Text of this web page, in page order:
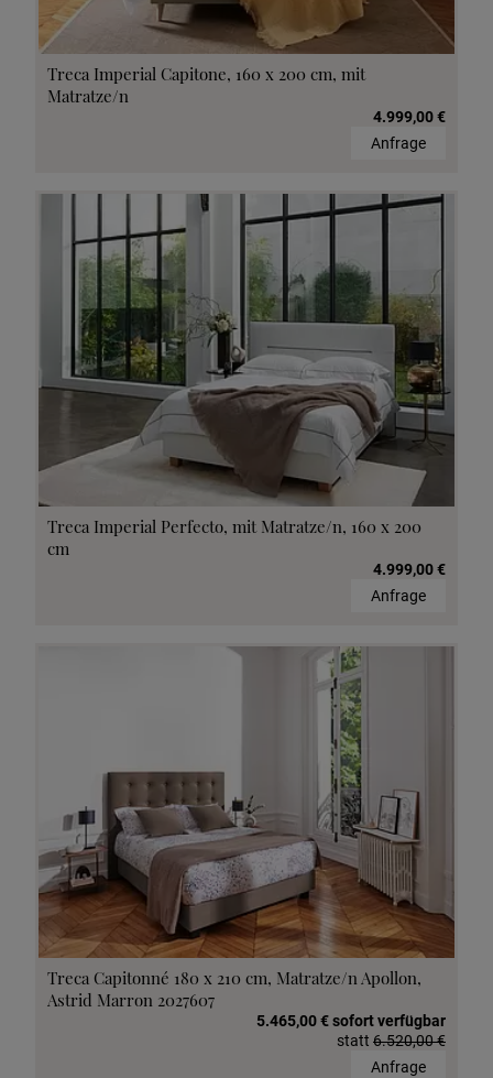
Treca Imperial Capitone, 160 x 200 cm, mit
Matratze/n
4.999,00 €
Anfrage
Treca Imperial Perfecto, mit Matratze/n, 160 x 200
cm
4.999,00 €
Anfrage
Treca Capitonné 180 x 210 cm, Matratze/n Apollon,
Astrid Marron 2027607
5.465,00 € sofort verfügbar
statt 6.520,00 €
Anfrage